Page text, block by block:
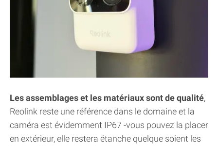
Les assemblages et les matériaux sont de qualité,
Reolink reste une référence dans le domaine et la
caméra est évidemment IP67 -vous pouvez la placer
en extérieur, elle restera étanche quelque soient les